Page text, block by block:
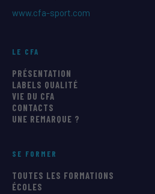
www.cfa-sport.com
LE CFA
PRÉSENTATION
LABELS QUALITÉ
VIE DU CFA
CONTACTS
UNE REMARQUE ?
SE FORMER
TOUTES LES FORMATIONS
ÉCOLES